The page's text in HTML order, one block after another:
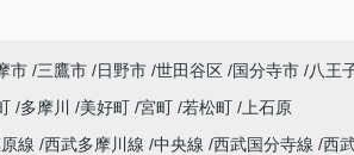
市 三鷹市 日野市 世田谷区 国分寺市
八王
多摩川 美好町 宮町 若松町
上石原
線 西武多摩川線 中央線 西武国分寺線 西